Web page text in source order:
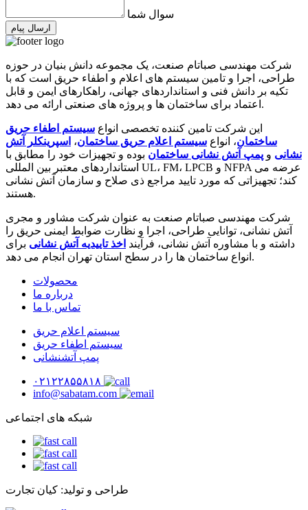
سوال شما
ارسال پیام
شرکت مهندسی صباتام صنعت، یک مجموعه دانش بنیان در حوزه
طراحی، اجرا و تامین سیستم های اعلام و اطفاء حریق است که با
تکیه بر دانش فنی و استانداردهای جهانی، راهکارهای ایمن و قابل
اعتماد برای ساختمان ها و پروژه های صنعتی ارائه می دهد.
این شرکت تامین کننده تخصصی انواع سیستم اطفاء حریق
ساختمان، انواع سیستم اعلام حریق ساختمان، اسپرینکلر آتش
نشانی و پمپ آتش نشانی ساختمان بوده و تجهیزات خود را مطابق با
استانداردهای معتبر بین المللی UL، FM، LPCB و NFPA عرضه می
کند؛ تجهیزاتی که مورد تایید مراجع ذی صلاح و سازمان آتش نشانی
هستند.
شرکت مهندسی صباتام صنعت به عنوان شرکت مشاور و مجری
آتش نشانی، توانایی طراحی، اجرا و نظارت ضوابط ایمنی حریق را
داشته و با مشاوره آتش نشانی، فرآیند اخذ تاییدیه آتش نشانی برای
انواع ساختمان ها را در سطح استان تهران انجام می دهد.
محصولات
درباره ما
تماس با ما
سیستم اعلام حریق
سیستم اطفاء حریق
پمپ آتشنشانی
۰۲۱۲۲۸۵۵۸۱۸
info@sabatam.com
شبکه های اجتماعی
طراحی و تولید: کیان تجارت